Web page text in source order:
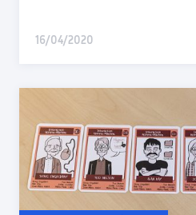
16/04/2020